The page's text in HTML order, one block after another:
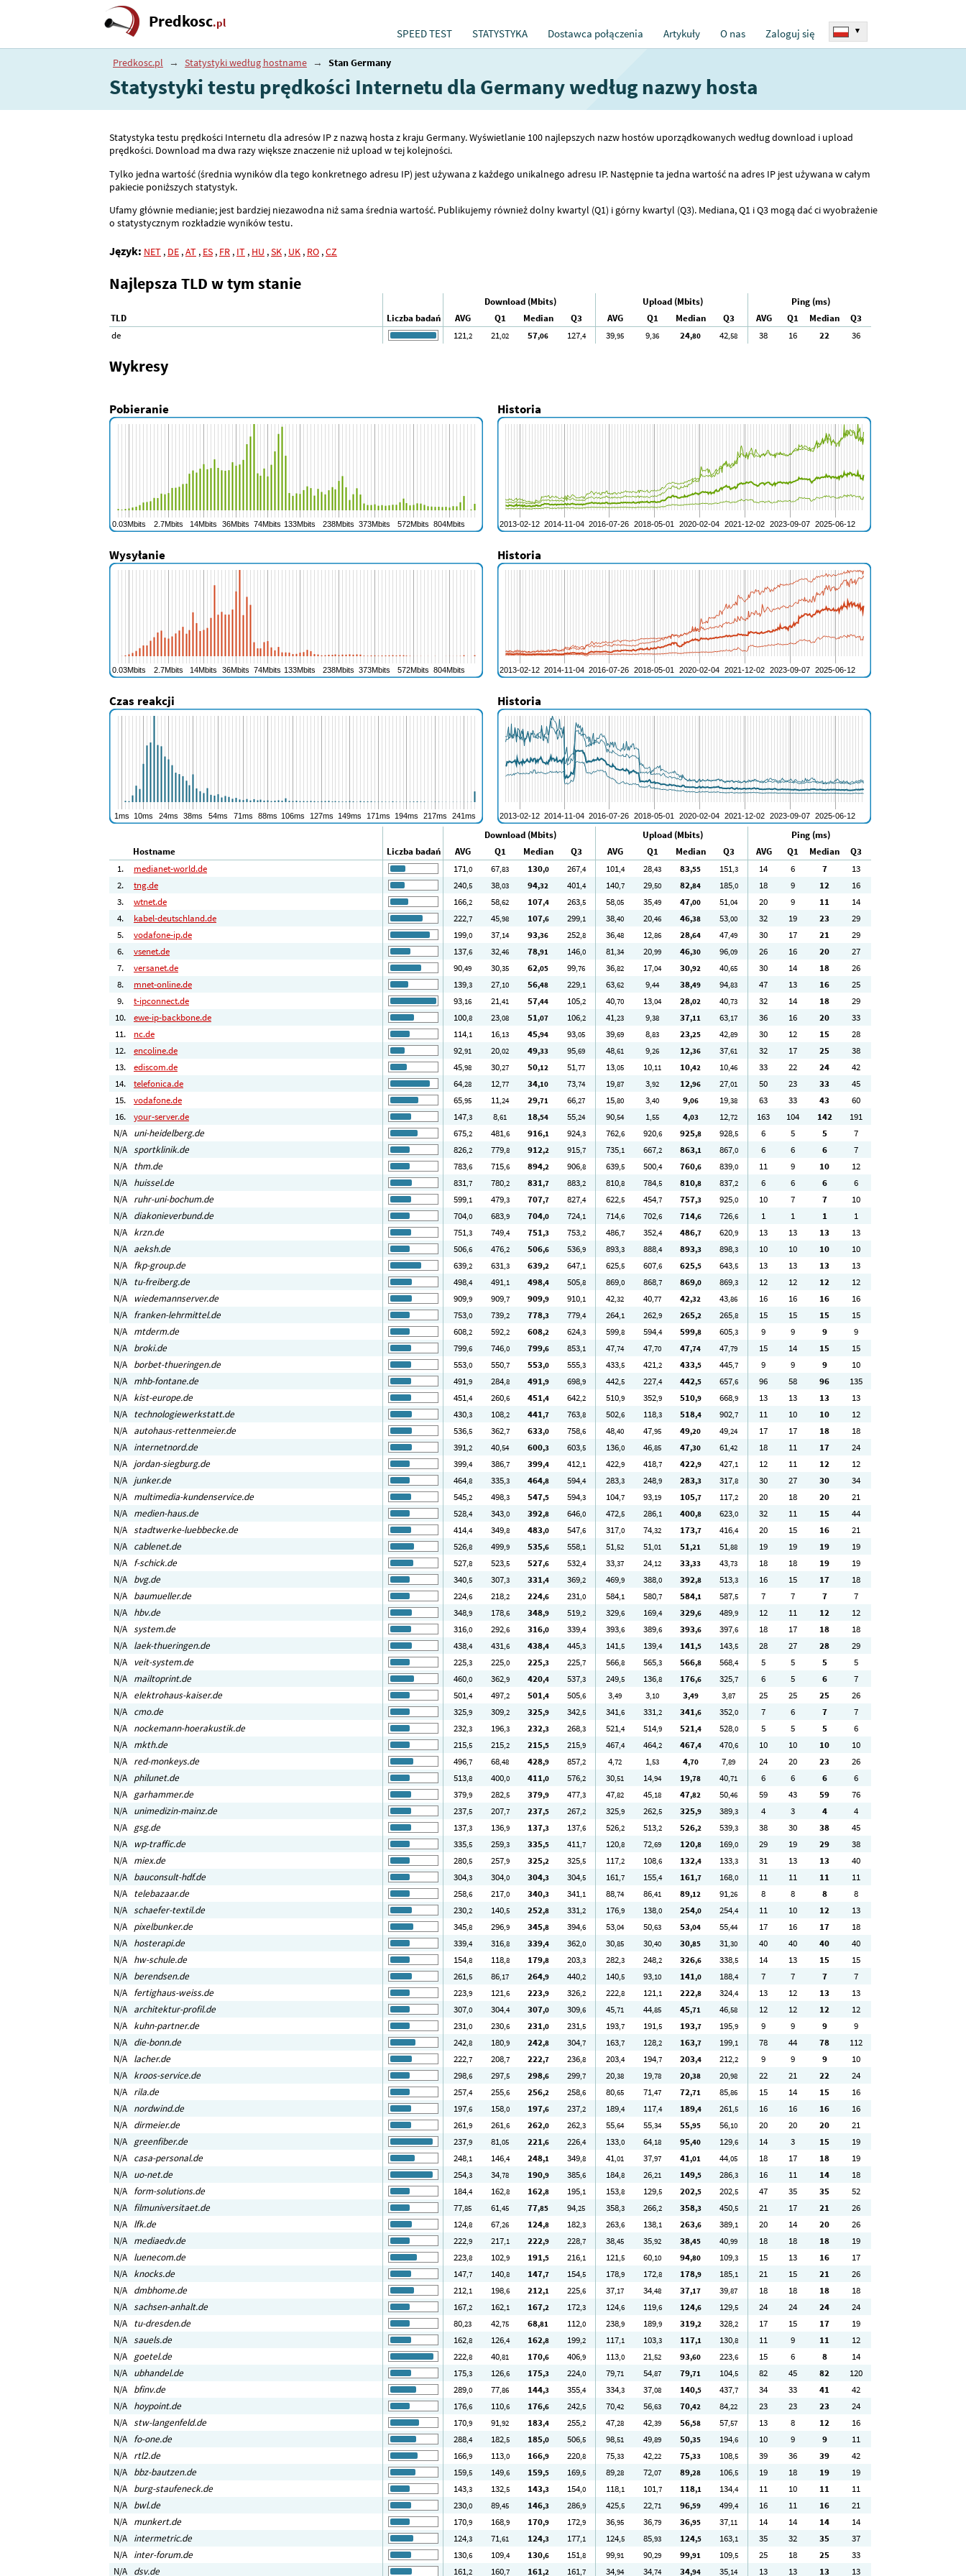
Predkosc.pl
SPEED TEST STATYSTYKA Dostawca połączenia Artykuły O nas Zaloguj się ▾
Predkosc.pl → Statystyki według hostname → Stan Germany
Statystyki testu prędkości Internetu dla Germany według nazwy hosta
Statystyka testu prędkości Internetu dla adresów IP z nazwą hosta z kraju Germany. Wyświetlanie 100 najlepszych nazw hostów uporządkowanych według download i upload
prędkości. Download ma dwa razy większe znaczenie niż upload w tej kolejności.
Tylko jedna wartość (średnia wyników dla tego konkretnego adresu IP) jest używana z każdego unikalnego adresu IP. Następnie ta jedna wartość na adres IP jest używana w całym
pakiecie poniższych statystyk.
Ufamy głównie medianie; jest bardziej niezawodna niż sama średnia wartość. Publikujemy również dolny kwartyl (Q1) i górny kwartyl (Q3). Mediana, Q1 i Q3 mogą dać ci wyobrażenie
o statystycznym rozkładzie wyników testu.
Język: NET , DE ,AT , ES , FR , IT , HU ,SK , UK , RO ,CZ
Najlepsza TLD w tym stanie
Download (Mbits) Upload (Mbits)
Ping (ms)
TLD
Liczba badań AVG Q1 Median Q3 AVG Q1 Median Q3 AVG Q1 Median
Q3
de
121,2 21,02 57,06 127,4 39,95 9,36 24,80 42,58 38 16 22 36
Wykresy
Pobieranie Historia
Wysyłanie Historia
Czas reakcji Historia
Download (Mbits) Upload (Mbits)
Ping (ms)
Hostname
Liczba badań AVG Q1 Median Q3 AVG Q1 Median Q3 AVG Q1 Median
Q3
1.
medianet-world.de 171,0 67,83 130,0 267,4 101,4 28,43 83,55 151,3 14 6 7
13
2.
tng.de 240,5 38,03 94,32 401,4 140,7 29,50 82,84 185,0 18 9 12
16
3.
wtnet.de 166,2 58,62 107,4 263,5 58,05 35,49 47,00 51,04 20 9 11
14
4.
kabel-deutschland.de 222,7 45,98 107,6 299,1 38,40 20,46 46,38 53,00 32 19 23
29
5.
vodafone-ip.de 199,0 37,14 93,36 252,8 36,48 12,86 28,64 47,49 30 17 21
29
6.
vsenet.de 137,6 32,46 78,91 146,0 81,34 20,99 46,30 96,09 26 16 20
27
7.
versanet.de 90,49 30,35 62,05 99,76 36,82 17,04 30,92 40,65 30 14 18
26
8.
mnet-online.de 139,3 27,10 56,48 229,1 63,62 9,44 38,49 94,83 47 13 16
25
9.
t-ipconnect.de 93,16 21,41 57,44 105,2 40,70 13,04 28,02 40,73 32 14 18
29
10.
ewe-ip-backbone.de 100,8 23,08 51,07 106,2 41,23 9,38 37,11 63,17 36 16 20
33
11.
nc.de 114,1 16,13 45,94 93,05 39,69 8,83 23,25 42,89 30 12 15
28
12.
encoline.de 92,91 20,02 49,33 95,69 48,61 9,26 12,36 37,61 32 17 25
38
13.
ediscom.de 45,98 30,27 50,12 51,77 13,05 10,11 10,42 10,46 33 22 24
42
14.
telefonica.de 64,28 12,77 34,10 73,74 19,87 3,92 12,96 27,01 50 23 33
45
15.
vodafone.de 65,95 11,24 29,71 66,27 15,80 3,40 9,06 19,38 63 33 43
60
16.
your-server.de 147,3 8,61 18,54 55,24 90,54 1,55 4,03 12,72 163 104 142
191
N/A uni-heidelberg.de 675,2 481,6 916,1 924,3 762,6 920,6 925,8 928,5 6 5 5
7
N/A sportklinik.de 826,2 779,8 912,2 915,7 735,1 667,2 863,1 867,0 6 6 6
7
N/A thm.de 783,6 715,6 894,2 906,8 639,5 500,4 760,6 839,0 11 9 10
12
N/A huissel.de 831,7 780,2 831,7 883,2 810,8 784,5 810,8 837,2 6 6 6
6
N/A ruhr-uni-bochum.de 599,1 479,3 707,7 827,4 622,5 454,7 757,3 925,0 10 7 7
10
N/A diakonieverbund.de 704,0 683,9 704,0 724,1 714,6 702,6 714,6 726,6 1 1 1
1
N/A krzn.de 751,3 749,4 751,3 753,2 486,7 352,4 486,7 620,9 13 13 13
13
N/A aeksh.de 506,6 476,2 506,6 536,9 893,3 888,4 893,3 898,3 10 10 10
10
N/A fkp-group.de 639,2 631,3 639,2 647,1 625,5 607,6 625,5 643,5 13 13 13
13
N/A tu-freiberg.de 498,4 491,1 498,4 505,8 869,0 868,7 869,0 869,3 12 12 12
12
N/A
wiedemannserver.de 909,9 909,7 909,9 910,1 42,32 40,77 42,32 43,86 16 16 16
16
N/A franken-lehrmittel.de 753,0 739,2 778,3 779,4 264,1 262,9 265,2 265,8 15 15 15
15
N/A mtderm.de 608,2 592,2 608,2 624,3 599,8 594,4 599,8 605,3 9 9 9
9
N/A broki.de 799,6 746,0 799,6 853,1 47,74 47,70 47,74 47,79 15 14 15
15
N/A borbet-thueringen.de 553,0 550,7 553,0 555,3 433,5 421,2 433,5 445,7 9 9 9
10
N/A mhb-fontane.de 491,9 284,8 491,9 698,9 442,5 227,4 442,5 657,6 96 58 96
135
N/A kist-europe.de 451,4 260,6 451,4 642,2 510,9 352,9 510,9 668,9 13 13 13
13
N/A technologiewerkstatt.de 430,3 108,2 441,7 763,8 502,6 118,3 518,4 902,7 11 10 10
12
N/A autohaus-rettenmeier.de 536,5 362,7 633,0 758,6 48,40 47,95 49,20 49,24 17 17 18
18
N/A internetnord.de 391,2 40,54 600,3 603,5 136,0 46,85 47,30 61,42 18 11 17
24
N/A jordan-siegburg.de 399,4 386,7 399,4 412,1 422,9 418,7 422,9 427,1 12 11 12
12
N/A junker.de 464,8 335,3 464,8 594,4 283,3 248,9 283,3 317,8 30 27 30
34
N/A multimedia-kundenservice.de 545,2 498,3 547,5 594,3 104,7 93,19 105,7 117,2 20 18 20
21
N/A medien-haus.de 528,4 343,0 392,8 646,0 472,5 286,1 400,8 623,0 32 11 15
44
N/A stadtwerke-luebbecke.de 414,4 349,8 483,0 547,6 317,0 74,32 173,7 416,4 20 15 16
21
N/A cablenet.de 526,8 499,9 535,6 558,1 51,52 51,01 51,21 51,88 19 19 19
19
N/A f-schick.de 527,8 523,5 527,6 532,4 33,37 24,12 33,33 43,73 18 18 19
19
N/A bvg.de 340,5 307,3 331,4 369,2 469,9 388,0 392,8 513,3 16 15 17
18
N/A baumueller.de 224,6 218,2 224,6 231,0 584,1 580,7 584,1 587,5 7 7 7
7
N/A hbv.de 348,9 178,6 348,9 519,2 329,6 169,4 329,6 489,9 12 11 12
12
N/A system.de 316,0 292,6 316,0 339,4 393,6 389,6 393,6 397,6 18 17 18
18
N/A laek-thueringen.de 438,4 431,6 438,4 445,3 141,5 139,4 141,5 143,5 28 27 28
29
N/A veit-system.de 225,3 225,0 225,3 225,7 566,8 565,3 566,8 568,4 5 5 5
5
N/A mailtoprint.de 460,0 362,9 420,4 537,3 249,5 136,8 176,6 325,7 6 5 6
7
N/A elektrohaus-kaiser.de 501,4 497,2 501,4 505,6 3,49 3,10 3,49 3,87 25 25 25
26
N/A cmo.de 325,9 309,2 325,9 342,5 341,6 331,2 341,6 352,0 7 6 7
7
N/A nockemann-hoerakustik.de 232,3 196,3 232,3 268,3 521,4 514,9 521,4 528,0 5 5 5
6
N/A mkth.de 215,5 215,2 215,5 215,9 467,4 464,2 467,4 470,6 10 10 10
10
N/A red-monkeys.de 496,7 68,48 428,9 857,2 4,72 1,53 4,70 7,89 24 20 23
26
N/A philunet.de 513,8 400,0 411,0 576,2 30,51 14,94 19,78 40,71 6 6 6
6
N/A garhammer.de 379,9 282,5 379,9 477,3 47,82 45,18 47,82 50,46 59 43 59
76
N/A unimedizin-mainz.de 237,5 207,7 237,5 267,2 325,9 262,5 325,9 389,3 4 3 4
4
N/A gsg.de 137,3 136,9 137,3 137,6 526,2 513,2 526,2 539,3 38 30 38
45
N/A
wp-traffic.de 335,5 259,3 335,5 411,7 120,8 72,69 120,8 169,0 29 19 29
38
N/A miex.de 280,5 257,9 325,2 325,5 117,2 108,6 132,4 133,3 31 13 13
40
N/A bauconsult-hdf.de 304,3 304,0 304,3 304,5 161,7 155,4 161,7 168,0 11 11 11
11
N/A telebazaar.de 258,6 217,0 340,3 341,1 88,74 86,41 89,12 91,26 8 8 8
8
N/A schaefer-textil.de 230,2 140,5 252,8 331,2 176,9 138,0 254,0 254,4 11 10 12
13
N/A pixelbunker.de 345,8 296,9 345,8 394,6 53,04 50,63 53,04 55,44 17 16 17
18
N/A hosterapi.de 339,4 316,8 339,4 362,0 30,85 30,40 30,85 31,30 40 40 40
40
N/A hw-schule.de 154,8 118,8 179,8 203,3 282,3 248,2 326,6 338,5 14 13 15
15
N/A berendsen.de 261,5 86,17 264,9 440,2 140,5 93,10 141,0 188,4 7 7 7
7
N/A fertighaus-weiss.de 223,9 121,6 223,9 326,2 222,8 121,1 222,8 324,4 13 12 13
13
N/A architektur-profil.de 307,0 304,4 307,0 309,6 45,71 44,85 45,71 46,58 12 12 12
12
N/A kuhn-partner.de 231,0 230,6 231,0 231,5 193,7 191,5 193,7 195,9 9 9 9
9
N/A die-bonn.de 242,8 180,9 242,8 304,7 163,7 128,2 163,7 199,1 78 44 78
112
N/A lacher.de 222,7 208,7 222,7 236,8 203,4 194,7 203,4 212,2 9 9 9
10
N/A kroos-service.de 298,6 297,5 298,6 299,7 20,38 19,78 20,38 20,98 22 21 22
24
N/A rila.de 257,4 255,6 256,2 258,6 80,65 71,47 72,71 85,86 15 14 15
16
N/A nordwind.de 197,6 158,0 197,6 237,2 189,4 117,4 189,4 261,5 16 16 16
16
N/A dirmeier.de 261,9 261,6 262,0 262,3 55,64 55,34 55,95 56,10 20 20 20
21
N/A greenfiber.de 237,9 81,05 221,6 226,4 133,0 64,18 95,40 129,6 14 3 15
19
N/A casa-personal.de 248,1 146,4 248,1 349,8 41,01 37,97 41,01 44,05 18 17 18
19
N/A uo-net.de 254,3 34,78 190,9 385,6 184,8 26,21 149,5 286,3 16 11 14
18
N/A form-solutions.de 184,4 162,8 162,8 195,1 153,8 129,5 202,5 202,5 47 35 35
52
N/A filmuniversitaet.de 77,85 61,45 77,85 94,25 358,3 266,2 358,3 450,5 21 17 21
26
N/A lfk.de 124,8 67,26 124,8 182,3 263,6 138,1 263,6 389,1 20 14 20
26
N/A mediaedv.de 222,9 217,1 222,9 228,7 38,45 35,92 38,45 40,99 18 18 18
19
N/A luenecom.de 223,8 102,9 191,5 216,1 121,5 60,10 94,80 109,3 15 13 16
17
N/A knocks.de 147,7 140,8 147,7 154,5 178,9 172,8 178,9 185,1 21 15 21
26
N/A dmbhome.de 212,1 198,6 212,1 225,6 37,17 34,48 37,17 39,87 18 18 18
18
N/A sachsen-anhalt.de 167,2 162,1 167,2 172,3 124,6 119,6 124,6 129,5 24 24 24
24
N/A tu-dresden.de 80,23 42,75 68,81 112,0 238,9 189,9 319,2 328,2 17 15 17
19
N/A sauels.de 162,8 126,4 162,8 199,2 117,1 103,3 117,1 130,8 11 9 11
12
N/A goetel.de 222,8 40,81 170,6 406,9 113,0 21,52 93,60 223,6 15 6 8
14
N/A ubhandel.de 175,3 126,6 175,3 224,0 79,71 54,87 79,71 104,5 82 45 82
120
N/A bfinv.de 289,0 77,86 144,3 355,4 334,3 37,08 140,5 437,7 34 33 41
42
N/A hoypoint.de 176,6 110,6 176,6 242,5 70,42 56,63 70,42 84,22 23 23 23
24
N/A stw-langenfeld.de 170,9 91,92 183,4 255,2 47,28 42,39 56,58 57,57 13 8 12
16
N/A fo-one.de 288,4 182,5 185,0 506,5 98,51 49,89 50,35 194,6 10 9 9
11
N/A rtl2.de 166,9 113,0 166,9 220,8 75,33 42,22 75,33 108,5 39 36 39
42
N/A bbz-bautzen.de 159,5 149,6 159,5 169,5 89,28 72,07 89,28 106,5 19 18 19
19
N/A burg-staufeneck.de 143,3 132,5 143,3 154,0 118,1 101,7 118,1 134,4 11 10 11
11
N/A bwl.de 230,0 89,45 146,3 286,9 425,5 22,71 96,59 499,4 16 11 16
21
N/A munkert.de 170,9 168,9 170,9 172,9 36,95 36,79 36,95 37,11 14 14 14
14
N/A intermetric.de 124,3 71,61 124,3 177,1 124,5 85,93 124,5 163,1 35 32 35
37
N/A inter-forum.de 130,6 109,4 130,6 151,8 99,91 90,29 99,91 109,5 25 18 25
33
N/A dsv.de 161,2 160,7 161,2 161,7 34,94 34,74 34,94 35,14 13 13 13 13